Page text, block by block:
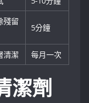
殘留
5分鐘
清潔 每月一次
潔劑